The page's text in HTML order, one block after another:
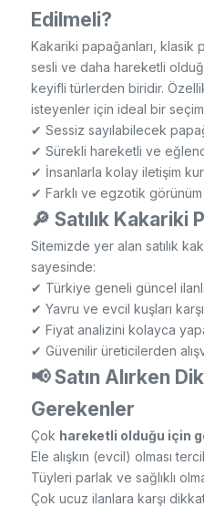
Edilmeli?
Kakariki papağanları, klasik
sesli ve daha hareketli
keyifli türlerden biridir.
isteyenler için ideal bir
✔ Sessiz sayılabilecek
✔ Sürekli hareketli ve
✔ İnsanlarla kolay iletişim
✔ Farklı ve egzotik görünüm
🔎 Satılık Kakariki
Sitemizde yer alan satılık
sayesinde:
✔ Türkiye geneli güncel
✔ Yavru ve evcil kuşları
✔ Fiyat analizini kolayca
✔ Güvenilir üreticilerden
📢 Satın Alırken
Gerekenler
Çok hareketli olduğu için
Ele alışkın (evcil) olması
Tüyleri parlak ve sağlıklı
Çok ucuz ilanlara karşı